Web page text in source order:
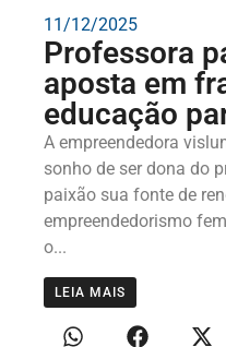
11/12/2025
Professora
aposta em
educação
A empreendedora
sonho de ser dona do
paixão sua fonte de
empreendedorismo
o...
LEIA MAIS